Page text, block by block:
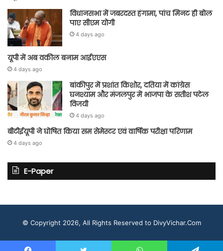
विधानसभा में जबरदस्त हंगामा, पांच मिनट ही बोल
पाए सीएम योगी
4 days ago
यूपी में अब वकील बनाम आईएएस
4 days ago
बांकीपुर में प्रशांत किशोर, दतिया में कांग्रेस
घनश्याम और मंजलपुर में भाजपा के सतीश पटेल
विजयी
4 days ago
बीटीईयूपी ने घोषित किया सम सेमेस्टर एवं वार्षिक परीक्षा परिणाम
4 days ago
E-Paper
© Copyright 2026, All Rights Reserved to DivyVichar.Com